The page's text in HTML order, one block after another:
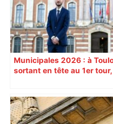
Municipales 2026 : à
sortant en tête au 1er